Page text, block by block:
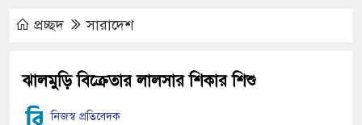
প্রচ্ছদ সারাদেশ
ঝালমুড়ি বিক্রেতার লালসার শিকার শিশু
নিজস্ব প্রতিবেদক